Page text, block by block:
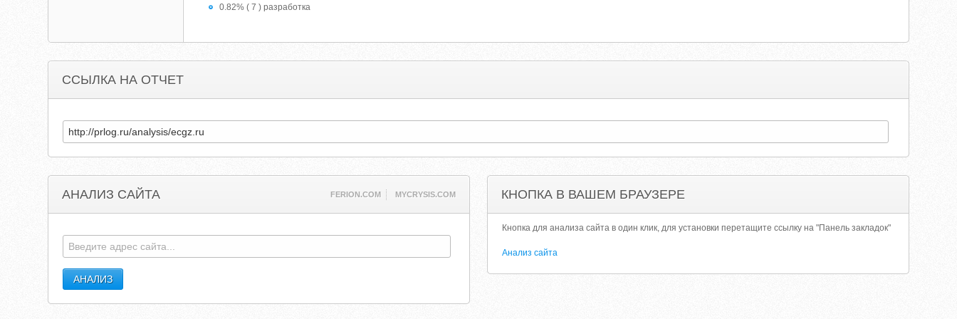
0.82% ( 7 ) разработка
ССЫЛКА НА ОТЧЕТ
АНАЛИЗ САЙТА FERION.COM MYCRYSIS.COM КНОПКА В ВАШЕМ БРАУЗЕРЕ
Кнопка для анализа сайта в один клик, для установки перетащите ссылку на "Панель закладок"
Анализ сайта